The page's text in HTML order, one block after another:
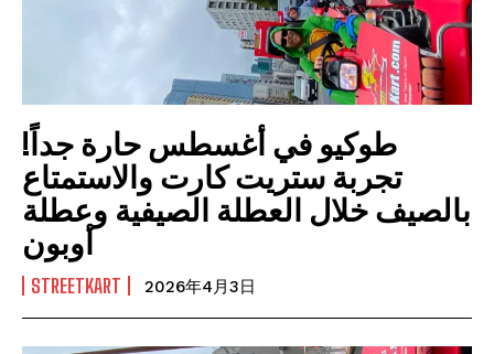
طوكيو في أغسطس حارة جداً!
تجربة ستريت كارت والاستمتاع
بالصيف خلال العطلة الصيفية وعطلة
أوبون
STREETKART 2026年4月3日